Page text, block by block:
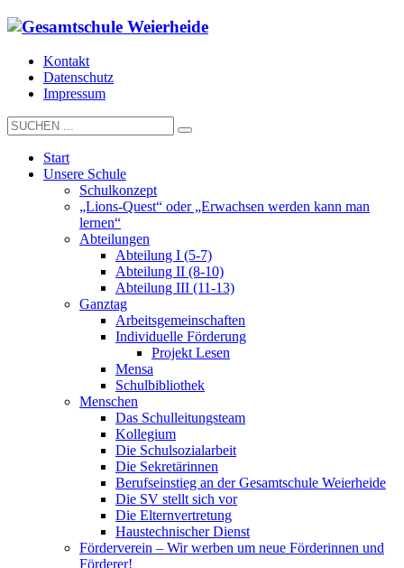
Kontakt
Datenschutz
Impressum
Start
Unsere Schule
Schulkonzept
„Lions-Quest“ oder „Erwachsen werden kann man
lernen“
Abteilungen
Abteilung I (5-7)
Abteilung II (8-10)
Abteilung III (11-13)
Ganztag
Arbeitsgemeinschaften
Individuelle Förderung
Projekt Lesen
Mensa
Schulbibliothek
Menschen
Das Schulleitungsteam
Kollegium
Die Schulsozialarbeit
Die Sekretärinnen
Berufseinstieg an der Gesamtschule Weierheide
Die SV stellt sich vor
Die Elternvertretung
Haustechnischer Dienst
Förderverein – Wir werben um neue Förderinnen und
Förderer!